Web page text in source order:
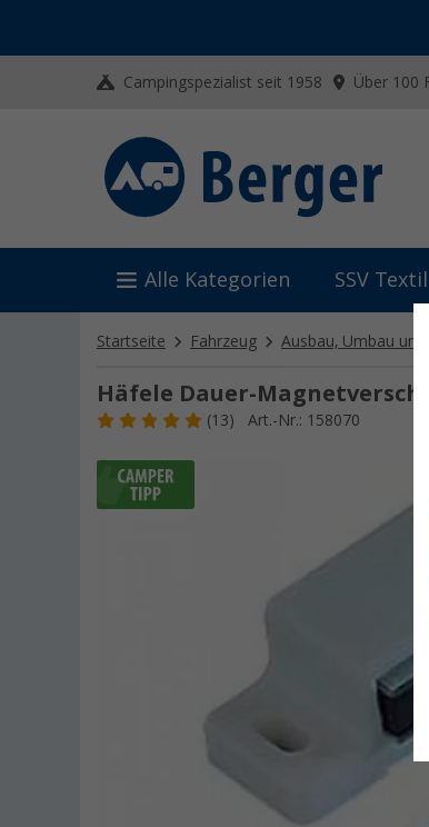
Campingspezialist seit 1958 Über 100
Alle Kategorien SSV Textil
Startseite Fahrzeug Ausbau, Umbau und
Häfele Dauer-
(13) Art.-Nr.: 158070